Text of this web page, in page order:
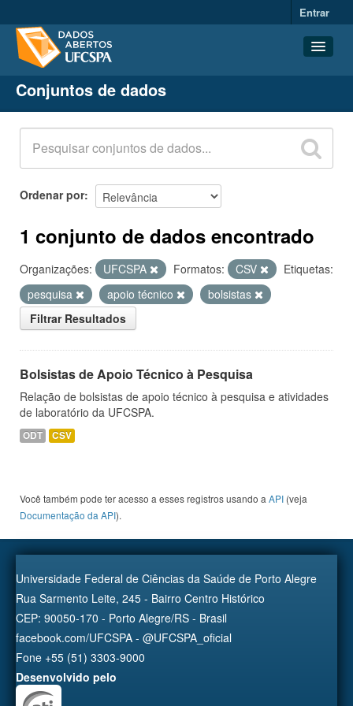
Entrar
Conjuntos de dados
Organizações
Grupos
Sobre
Conjuntos de dados
Ordenar por
1 conjunto de dados encontrado
Organizações: UFCSPA Formatos: CSV
Etiquetas:
pesquisa
apoio técnico
bolsistas
Filtrar Resultados
Bolsistas de Apoio Técnico à Pesquisa
Relação de bolsistas de apoio técnico à pesquisa e atividades
de laboratório da UFCSPA.
ODT CSV
Você também pode ter acesso a esses registros usando a API (veja
Documentação da API).
Universidade Federal de Ciências da Saúde de Porto Alegre
Rua Sarmento Leite, 245 - Bairro Centro Histórico
CEP: 90050-170 - Porto Alegre/RS - Brasil
facebook.com/UFCSPA - @UFCSPA_oficial
Fone +55 (51) 3303-9000
Desenvolvido pelo